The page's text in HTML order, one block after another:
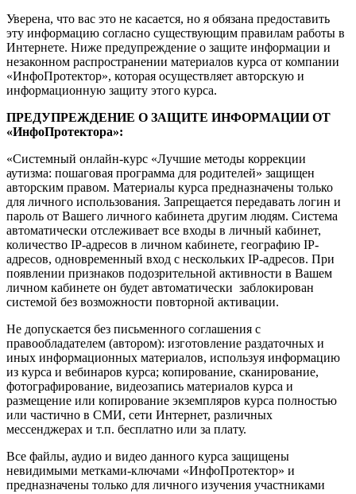
Уверена, что вас это не касается, но я обязана предоставить
эту информацию согласно существующим правилам работы в
Интернете. Ниже предупреждение о защите информации и
незаконном распространении материалов курса от компании
«ИнфоПротектор», которая осуществляет авторскую и
информационную защиту этого курса.
ПРЕДУПРЕЖДЕНИЕ О ЗАЩИТЕ ИНФОРМАЦИИ ОТ
«ИнфоПротектора»:
«Системный онлайн-курс «Лучшие методы коррекции
аутизма: пошаговая программа для родителей» защищен
авторским правом. Материалы курса предназначены только
для личного использования. Запрещается передавать логин и
пароль от Вашего личного кабинета другим людям. Система
автоматически отслеживает все входы в личный кабинет,
количество IP-адресов в личном кабинете, географию IP-
адресов, одновременный вход с нескольких IP-адресов. При
появлении признаков подозрительной активности в Вашем
личном кабинете он будет автоматически заблокирован
системой без возможности повторной активации.
Не допускается без письменного соглашения с
правообладателем (автором): изготовление раздаточных и
иных информационных материалов, используя информацию
из курса и вебинаров курса; копирование, сканирование,
фотографирование, видеозапись материалов курса и
размещение или копирование экземпляров курса полностью
или частично в СМИ, сети Интернет, различных
мессенджерах и т.п. бесплатно или за плату.
Все файлы, аудио и видео данного курса защищены
невидимыми метками-ключами «ИнфоПротектор» и
предназначены только для личного изучения участниками